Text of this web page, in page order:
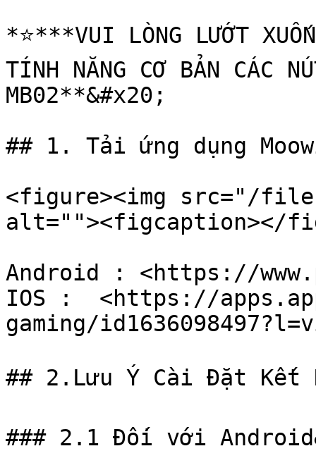
*⭐️***VUI LÒNG LƯỚT
TÍNH NĂNG CƠ BẢN CÁC
MB02**&#x20;
## 1. Tải ứng dụng
<figure><img src="/
alt=""><figcaption></
Android : <https://
IOS :  <https://
gaming/
## 2.Lưu Ý Cài Đặt Kết
### 2.1 Đối với